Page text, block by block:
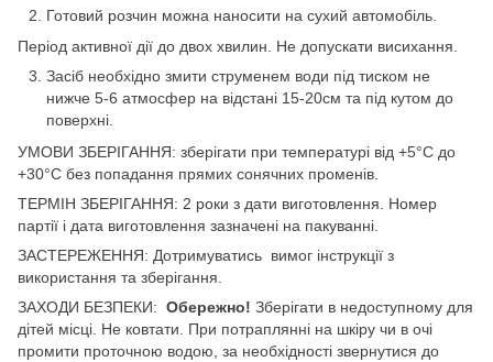
Готовий розчин можна наносити на сухий автомобіль.
Період активної дії до двох хвилин. Не допускати висихання.
Засіб необхідно змити струменем води під тиском не
нижче 5-6 атмосфер на відстані 15-20см та під кутом до
поверхні.
УМОВИ ЗБЕРІГАННЯ: зберігати при температурі від +5°C до
+30°C без попадання прямих сонячних променів.
ТЕРМІН ЗБЕРІГАННЯ: 2 роки з дати виготовлення. Номер
партії і дата виготовлення зазначені на пакуванні.
ЗАСТЕРЕЖЕННЯ: Дотримуватись вимог інструкції з
використання та зберігання.
ЗАХОДИ БЕЗПЕКИ: Обережно! Зберігати в недоступному для
дітей місці. Не ковтати. При потраплянні на шкіру чи в очі
промити проточною водою, за необхідності звернутися до